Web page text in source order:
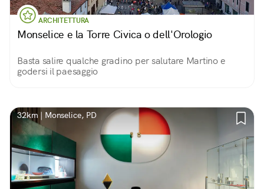
ARCHITETTURA
Monselice e la Torre Civica o dell'Orologio
Basta salire qualche gradino per salutare Martino e
godersi il paesaggio
32km | Monselice, PD